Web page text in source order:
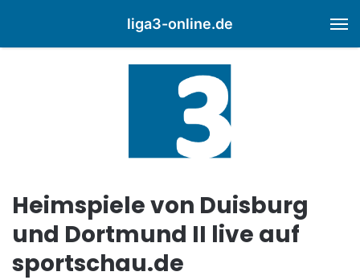
liga3-online.de
Heimspiele von Duisburg
und Dortmund II live auf
sportschau.de